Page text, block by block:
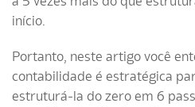
início.
Portanto, neste artigo você
contabilidade é estratégica
estruturá-la do zero em 6